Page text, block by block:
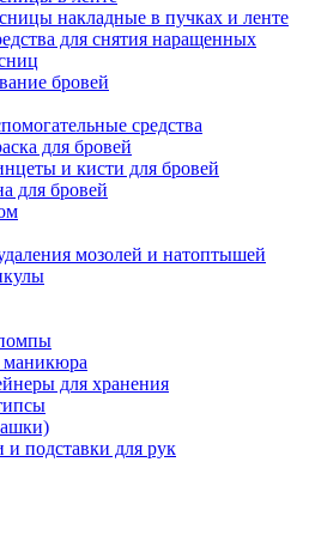
накладные в пучках и ленте
для снятия наращенных
бровей
средства
для бровей
и кисти для бровей
для бровей
мозолей и натоптышей
маникюра
для хранения
подставки для рук